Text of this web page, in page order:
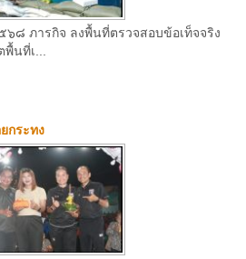
๘ ภารกิจ ลงพื้นที่ตรวจสอบข้อเท็จจริง
นที่เ...
กระทง